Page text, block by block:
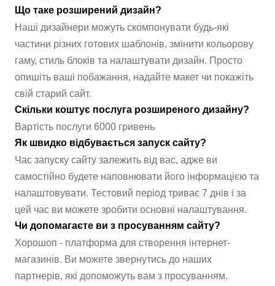
Що таке розширений дизайн?
Наші дизайнери можуть скомпонувати будь-які
частини різних готових шаблонів, змінити кольорову
гаму, стиль блоків та налаштувати дизайн. Просто
опишіть ваші побажання, надайте макет чи покажіть
свій старий сайт.
Скільки коштує послуга розширеного дизайну?
Вартість послуги 6000 гривень
Як швидко відбувається запуск сайту?
Час запуску сайту залежить від вас, адже ви
самостійно будете наповнювати його інформацією та
налаштовувати. Тестовий період триває 7 днів і за
цей час ви можете зробити основні налаштування.
Чи допомагаєте ви з просуванням сайту?
Хорошоп - платформа для створення інтернет-
магазинів. Ви можете звернутись до наших
партнерів, які допоможуть вам з просуванням.